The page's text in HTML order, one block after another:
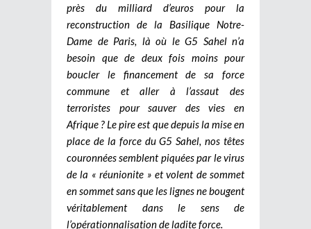
près du milliard d’euros pour la
reconstruction de la Basilique Notre-
Dame de Paris, là où le G5 Sahel n’a
besoin que de deux fois moins pour
boucler le financement de sa force
commune et aller à l’assaut des
terroristes pour sauver des vies en
Afrique ? Le pire est que depuis la mise en
place de la force du G5 Sahel, nos têtes
couronnées semblent piquées par le virus
de la « réunionite » et volent de sommet
en sommet sans que les lignes ne bougent
véritablement dans le sens de
l’opérationnalisation de ladite force.